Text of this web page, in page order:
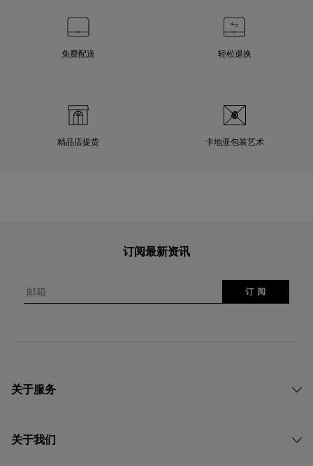
免费配送 轻松退换
精品店提货 卡地亚包装艺术
订阅最新资讯
邮箱 订 阅
关于服务
关于我们